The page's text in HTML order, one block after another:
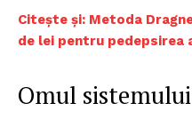
Citește și: Metoda
de lei pentru pedepsirea
Omul sistemului